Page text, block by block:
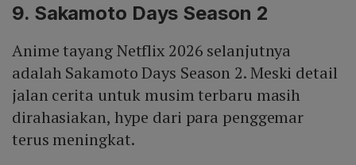
9. Sakamoto Days Season 2
Anime tayang Netflix 2026 selanjutnya
adalah Sakamoto Days Season 2. Meski detail
jalan cerita untuk musim terbaru masih
dirahasiakan, hype dari para penggemar
terus meningkat.